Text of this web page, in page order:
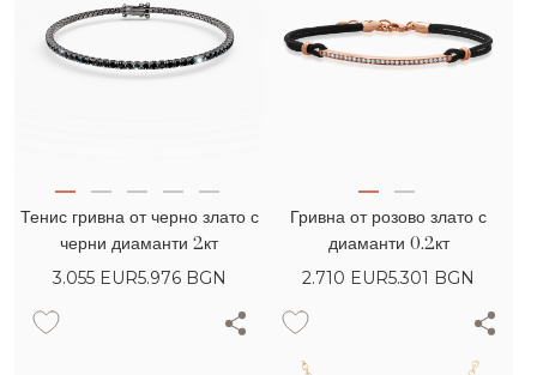
Тенис гривна от черно злато с
черни диаманти 2кт
3.055 EUR5.976 BGN
Гривна от розово злато с
диаманти 0.2кт
2.710 EUR5.301 BGN